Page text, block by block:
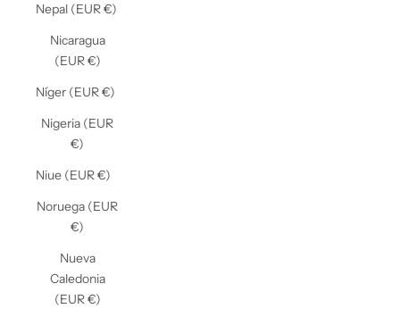
Nepal (EUR €)
Nicaragua
(EUR €)
Níger (EUR €)
Nigeria (EUR
€)
Niue (EUR €)
Noruega (EUR
€)
Nueva
Caledonia
(EUR €)